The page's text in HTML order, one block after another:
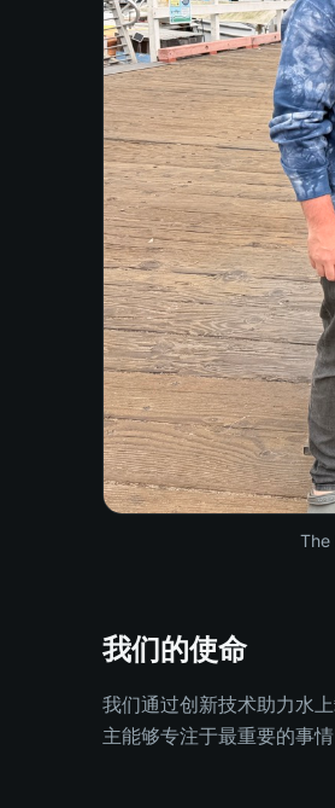
The
我们的使命
我们通过创新技术助力水
主能够专注于最重要的事